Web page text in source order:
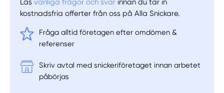
Läsvanliga frågor och svar innan du tar in
kostnadsfria offerter från oss på Alla Snickare.
Fråga alltid företagen efter omdömen &
referenser
Skriv avtal med snickeriföretaget innan arbetet
påbörjas